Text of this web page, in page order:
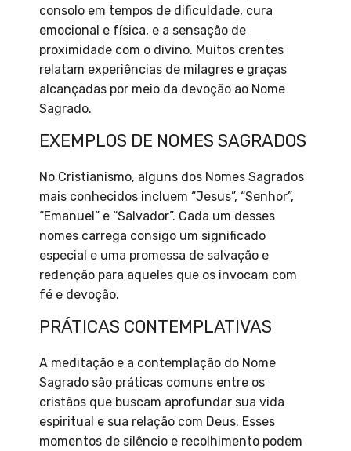
consolo em tempos de dificuldade, cura
emocional e física, e a sensação de
proximidade com o divino. Muitos crentes
relatam experiências de milagres e graças
alcançadas por meio da devoção ao Nome
Sagrado.
EXEMPLOS DE NOMES SAGRADOS
No Cristianismo, alguns dos Nomes Sagrados
mais conhecidos incluem “Jesus”, “Senhor”,
“Emanuel” e “Salvador”. Cada um desses
nomes carrega consigo um significado
especial e uma promessa de salvação e
redenção para aqueles que os invocam com
fé e devoção.
PRÁTICAS CONTEMPLATIVAS
A meditação e a contemplação do Nome
Sagrado são práticas comuns entre os
cristãos que buscam aprofundar sua vida
espiritual e sua relação com Deus. Esses
momentos de silêncio e recolhimento podem